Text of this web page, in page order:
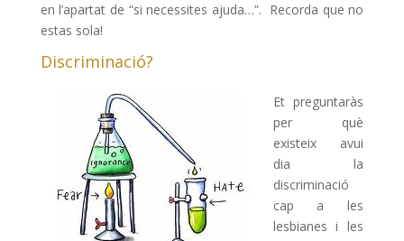
en l’apartat de “si necessites ajuda…”. Recorda que no
estas sola!
Discriminació?
Et preguntaràs
per què
existeix avui
dia la
discriminació
cap a les
lesbianes i les